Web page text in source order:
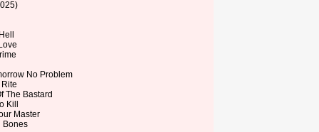
No Problem
The Bastard
Kill
Master
Bones